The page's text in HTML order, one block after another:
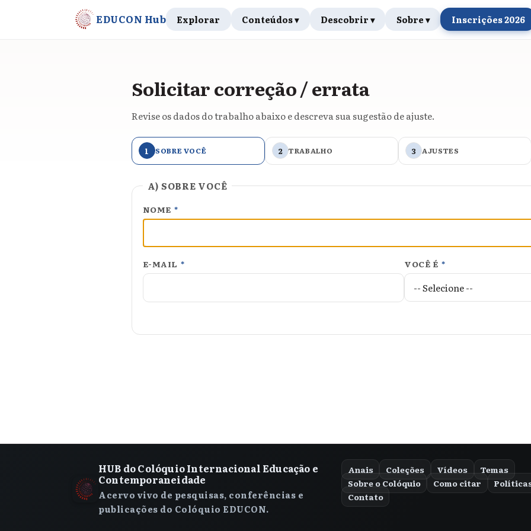
EDUCON Hub Explorar Conteúdos ▾ Descobrir ▾ Sobre ▾ Inscrições 2026
Solicitar correção / errata
Revise os dados do trabalho abaixo e descreva sua sugestão de ajuste.
1 SOBRE VOCÊ 2 TRABALHO 3 AJUSTES
A) SOBRE VOCÊ
NOME *
E-MAIL * VOCÊ É *
HUB do Colóquio Internacional Educação e
Contemporaneidade
Acervo vivo de pesquisas, conferências e
publicações do Colóquio EDUCON.
Anais Coleções Vídeos
Temas
Sobre o Colóquio
Como citar
Contato